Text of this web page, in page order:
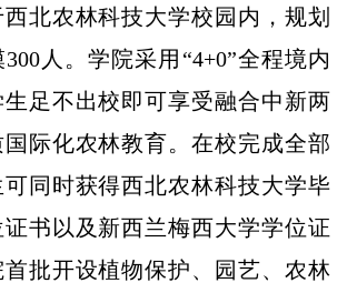
北农林科技大学校园内，规划
人。学院采用“4+0”全程境内
足不出校即可享受融合中新两
际化农林教育。在校完成全部
同时获得西北农林科技大学毕
书以及新西兰梅西大学学位证
批开设植物保护、园艺、农林